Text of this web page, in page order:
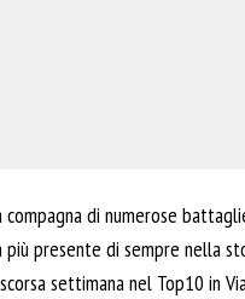
compagna di numerose
presente di sempre nella
settimana nel Top10 in